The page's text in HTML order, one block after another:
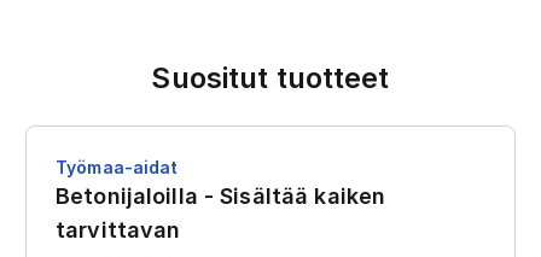
Suositut tuotteet
Työmaa-aidat
Betonijaloilla - Sisältää kaiken
tarvittavan